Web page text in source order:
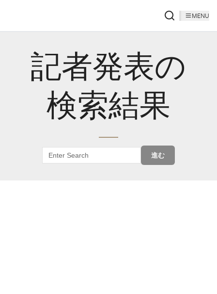
MENU
記者発表の
検索結果
進む